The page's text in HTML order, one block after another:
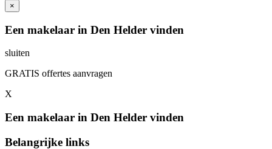
×
Een makelaar in Den Helder vinden
sluiten
GRATIS offertes aanvragen
X
Een makelaar in Den Helder vinden
Belangrijke links